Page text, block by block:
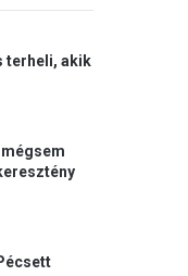
terheli, akik